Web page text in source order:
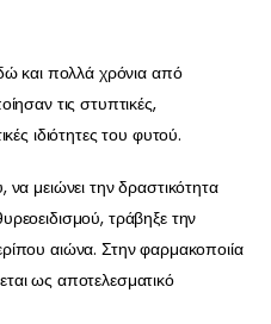
και πολλά χρόνια από
τις στυπτικές,
ιδιότητες του φυτού.
μειώνει την δραστικότητα
τράβηξε την
αιώνα. Στην φαρμακοποιία
ως αποτελεσματικό